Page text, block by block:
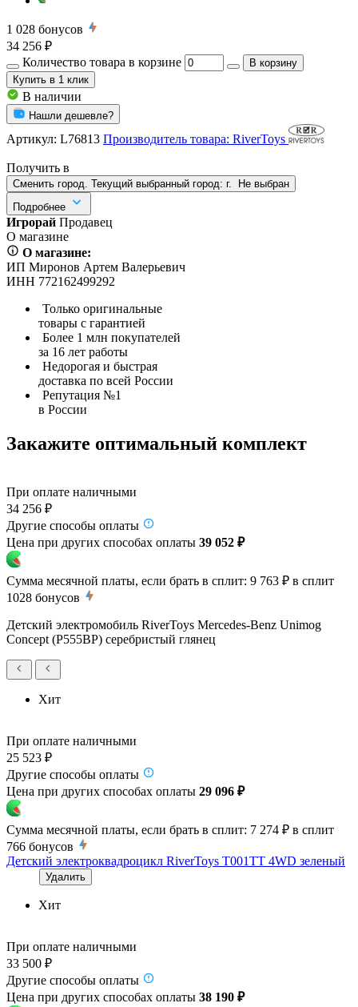
1 028 бонусов
34 256 ₽
Количество товара в корзине
В корзину
Купить в 1 клик
В наличии
Нашли дешевле?
Артикул: L76813 Производитель товара: RiverToys
Получить в
Сменить город. Текущий выбранный город: г.
Не выбран
Подробнее
Игрорай Продавец
О магазине
О магазине:
ИП Миронов Артем Валерьевич
ИНН 772162499292
Только оригинальные
товары с гарантией
Более 1 млн покупателей
за 16 лет работы
Недорогая и быстрая
доставка по всей России
Репутация №1
в России
Закажите оптимальный комплект
При оплате наличными
34 256 ₽
Другие способы оплаты
Цена при других способах оплаты 39 052 ₽
Сумма месячной платы, если брать в сплит: 9 763 ₽ в сплит
1028 бонусов
Детский электромобиль RiverToys Mercedes-Benz Unimog
Concept (P555BP) серебристый глянец
Хит
При оплате наличными
25 523 ₽
Другие способы оплаты
Цена при других способах оплаты 29 096 ₽
Сумма месячной платы, если брать в сплит: 7 274 ₽ в сплит
766 бонусов
Детский электроквадроцикл RiverToys T001TT 4WD зеленый
Удалить
Хит
При оплате наличными
33 500 ₽
Другие способы оплаты
Цена при других способах оплаты 38 190 ₽